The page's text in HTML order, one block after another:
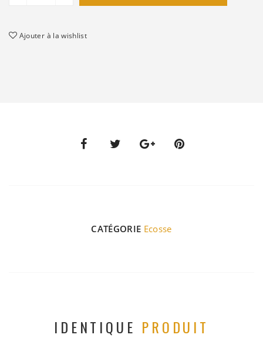
Ajouter à la wishlist
CATÉGORIE Ecosse
IDENTIQUE PRODUIT